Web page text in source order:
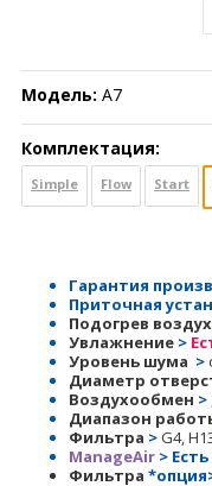
Модель: A7
Комплектация:
Simple Flow Start
Гарантия
Приточная
Подогрев
Увлажнение >
Уровень шума >
Диаметр
Воздухообмен >
Диапазон
Фильтра > G4,
ManageAir >
Фильтра *опция